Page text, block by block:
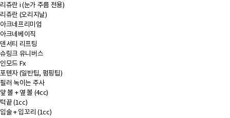
리쥬란 i (눈가 주름 전용)
리쥬란 (오리지날)
아크네프리미엄
아크네베이직
덴서티 리프팅
슈링크 유니버스
인모드 Fx
포텐자 (일반팁, 펌핑팁)
필러 녹이는 주사
앞 볼 + 옆 볼 (4cc)
턱끝 (1cc)
입술 + 입꼬리 (1cc)